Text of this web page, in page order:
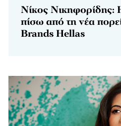
Νίκος Νικηφορίδης:
πίσω από τη νέα
Brands Hellas